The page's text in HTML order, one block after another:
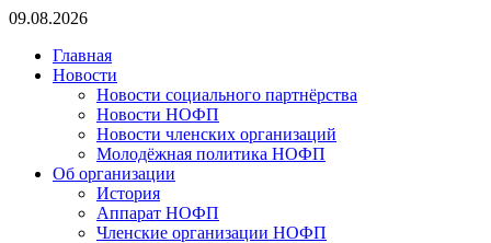
Перейти
содержимому
09.08.2026
Главная
Новости
Новости социального партнёрства
Новости НОФП
Новости членских организаций
Молодёжная политика НОФП
Об организации
История
Аппарат НОФП
Членские организации НОФП